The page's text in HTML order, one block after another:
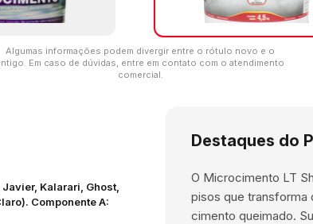
Algumas informações podem divergir entre o rótulo novo e o
Em caso de dúvidas, entre em contato com o atendimento
comercial.
Kalarari, Ghost,
Componente A:
Destaques do
O Microcimento LT
pisos que
cimento queimado.